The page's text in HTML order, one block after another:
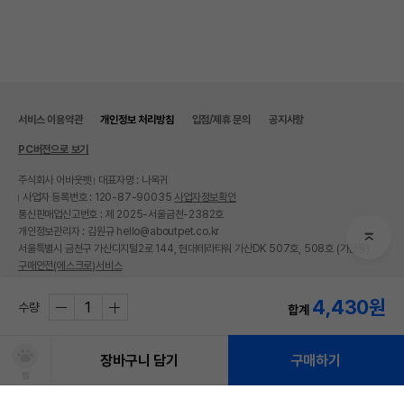
수량 합계 4,430원
장바구니 담기 구매하기
서비스 이용약관 개인정보 처리방침 입점/제휴 문의 공지사항
PC버전으로 보기
주식회사 어바웃펫
대표자명 : 나옥귀
사업자 등록번호 : 120-87-90035 사업자정보확인
통신판매업신고번호 : 제 2025-서울금천-2382호
개인정보관리자 : 김원규 hello@aboutpet.co.kr
서울특별시 금천구 가산디지털2로 144, 현대테라타워 가산DK 507호, 508호 (가산동)
구매안전(에스크로)서비스